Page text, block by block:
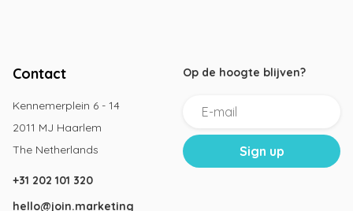
Contact
Kennemerplein 6 - 14
2011 MJ Haarlem
The Netherlands
+31 202 101 320
hello@join.marketing
Op de hoogte blijven?